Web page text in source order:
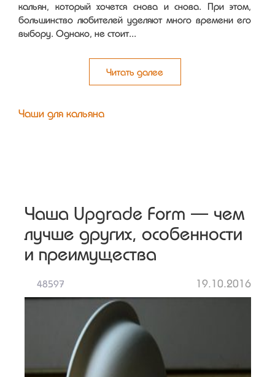
кальян, который хочется снова и снова. При этом,
большинство любителей уделяют много времени его
выбору. Однако, не стоит...
Читать далее
Чаши для кальяна
Чаша Upgrade Form — чем
лучше других, особенности
и преимущества
19.10.2016
48597